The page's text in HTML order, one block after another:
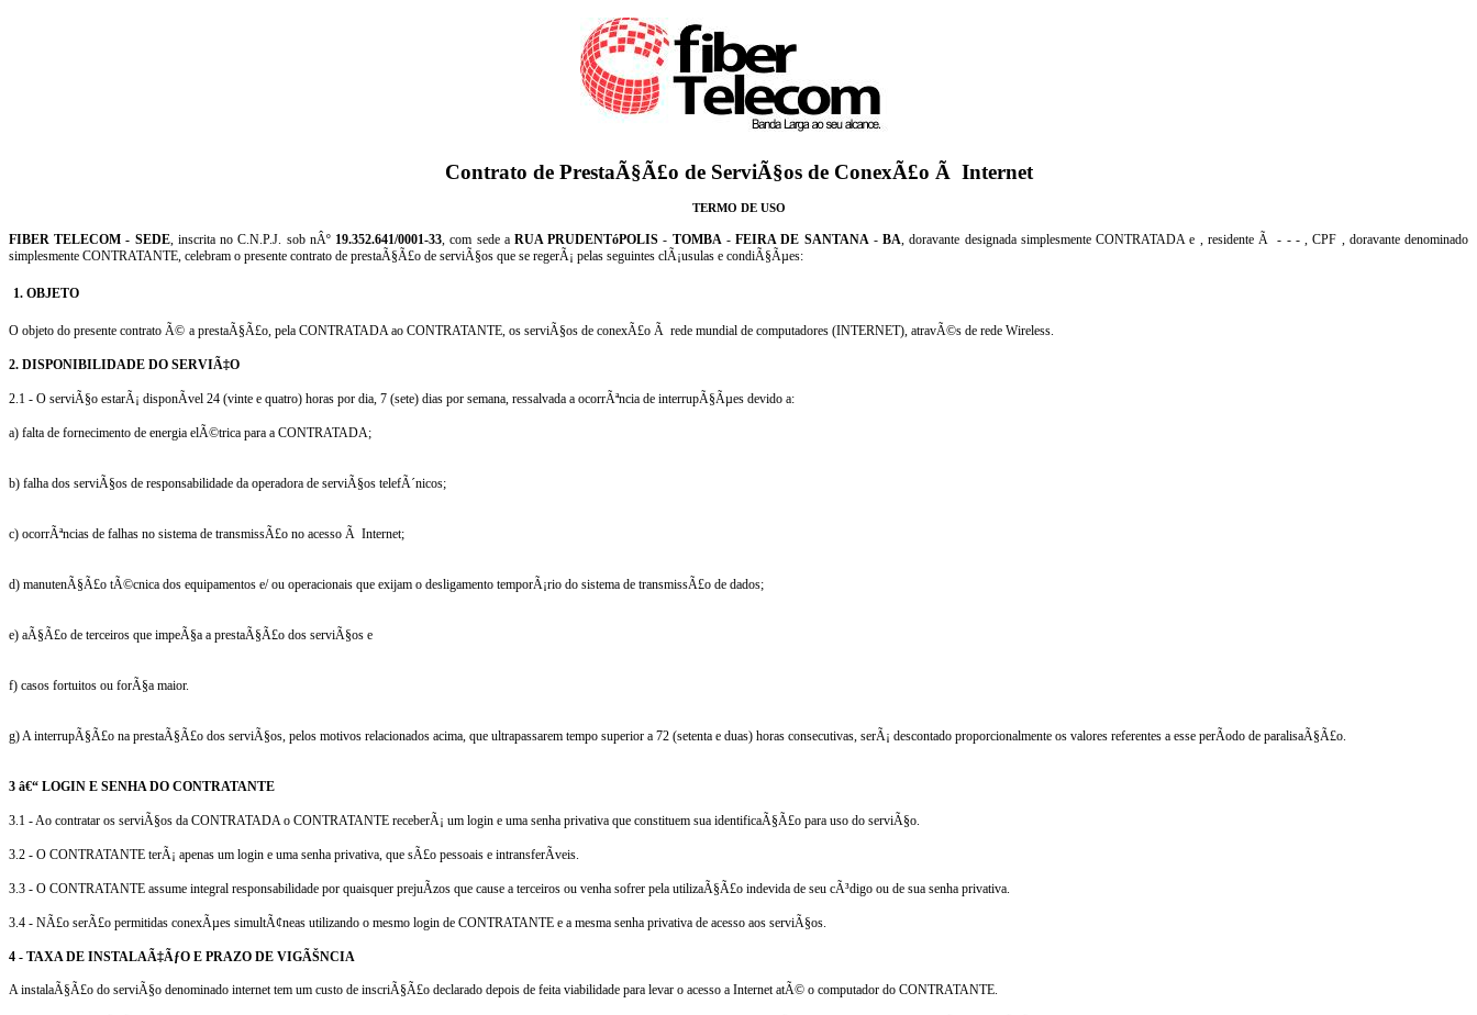
Contrato de PrestaÃ§Ã£o de ServiÃ§os de ConexÃ£o Ã Internet
TERMO DE USO
FIBER TELECOM - SEDE, inscrita no C.N.P.J. sob nÂº 19.352.641/0001-33, com sede aRUA PRUDENTóPOLIS - TOMBA-FEIRA DE SANTANA-BA, doravante designada simplesmente CONTRATADA e , residente Ã- - -, CPF , doravante denominado
simplesmente CONTRATANTE, celebram o presente contrato de prestaÃ§Ã£o de serviÃ§os que se regerÃ¡ pelas seguintes clÃ¡usulas e condiÃ§Ãµes:
1. OBJETO
O objeto do presente contrato Ã© a prestaÃ§Ã£o, pela CONTRATADA ao CONTRATANTE, os serviÃ§os de conexÃ£o Ã rede mundial de computadores (INTERNET), atravÃ©s de rede Wireless.
2. DISPONIBILIDADE DO SERVIÃ‡O
2.1 - O serviÃ§o estarÃ¡ disponÃ­vel 24 (vinte e quatro) horas por dia, 7 (sete) dias por semana, ressalvada a ocorrÃªncia de interrupÃ§Ãµes devido a:
a) falta de fornecimento de energia elÃ©trica para a CONTRATADA;
b) falha dos serviÃ§os de responsabilidade da operadora de serviÃ§os telefÃ´nicos;
c) ocorrÃªncias de falhas no sistema de transmissÃ£o no acesso Ã Internet;
d) manutenÃ§Ã£o tÃ©cnica dos equipamentos e/ ou operacionais que exijam o desligamento temporÃ¡rio do sistema de transmissÃ£o de dados;
e) aÃ§Ã£o de terceiros que impeÃ§a a prestaÃ§Ã£o dos serviÃ§os e
f) casos fortuitos ou forÃ§a maior.
g) A interrupÃ§Ã£o na prestaÃ§Ã£o dos serviÃ§os, pelos motivos relacionados acima, que ultrapassarem tempo superior a 72 (setenta e duas) horas consecutivas, serÃ¡ descontado proporcionalmente os valores referentes a esse perÃ­odo de paralisaÃ§Ã£o.
3 â€“ LOGIN E SENHA DO CONTRATANTE
3.1 - Ao contratar os serviÃ§os da CONTRATADAo CONTRATANTE receberÃ¡ um login e uma senha privativa que constituem sua identificaÃ§Ã£o para uso do serviÃ§o.
3.2 - O CONTRATANTE terÃ¡ apenas um login e uma senha privativa, que sÃ£o pessoais e intransferÃ­veis.
3.3 - O CONTRATANTE assume integral responsabilidade por quaisquer prejuÃ­zos que cause a terceiros ou venha sofrer pela utilizaÃ§Ã£o indevida de seu cÃ³digo ou de sua senha privativa.
3.4 - NÃ£o serÃ£o permitidas conexÃµes simultÃ¢neas utilizando o mesmo login de CONTRATANTE e a mesma senha privativa de acesso aos serviÃ§os.
4 - TAXA DE INSTALAÃ‡ÃƒO E PRAZO DE VIGÃŠNCIA
A instalaÃ§Ã£o do serviÃ§o denominado internet tem um custo de inscriÃ§Ã£o declarado depois de feita viabilidade para levar o acesso a Internet atÃ© o computador do CONTRATANTE.